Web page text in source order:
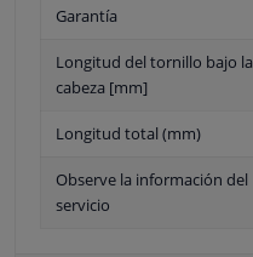
Garantía
Longitud del tornillo bajo la
cabeza [mm]
Longitud total (mm)
Observe la información del
servicio